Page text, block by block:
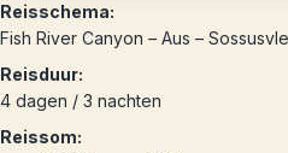
Reisschema:
Fish River Canyon – Aus –
Reisduur:
4 dagen / 3 nachten
Reissom: